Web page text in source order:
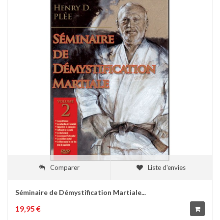
Comparer Liste d'envies
Séminaire de Démystification Martiale...
19,95 €